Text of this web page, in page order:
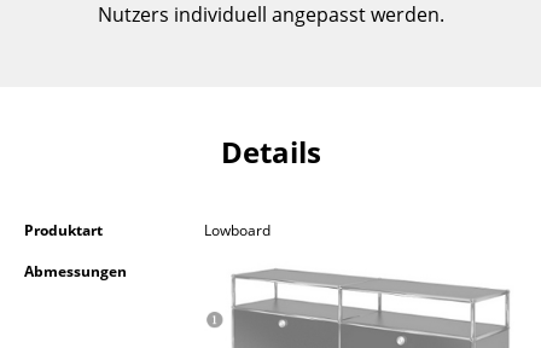
Barmöbel
Licht
Hängeleuchten & Deckenleuchten
Nutzers individuell angepasst werden.
Details
Produktart
Lowboard
Abmessungen